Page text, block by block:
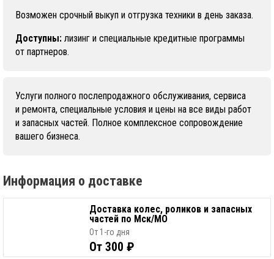
Возможен срочный выкуп и отгрузка техники в день заказа.
Доступны: лизинг и специальные кредитные программы
от партнеров.
Услуги полного послепродажного обслуживания, сервиса
и ремонта, специальные условия и цены на все виды работ
и запасных частей. Полное комплексное сопровождение
вашего бизнеса.
Информация о доставке
Доставка колес, роликов и запасных
частей по Мск/МО
От 1-го дня
От 300 ₽